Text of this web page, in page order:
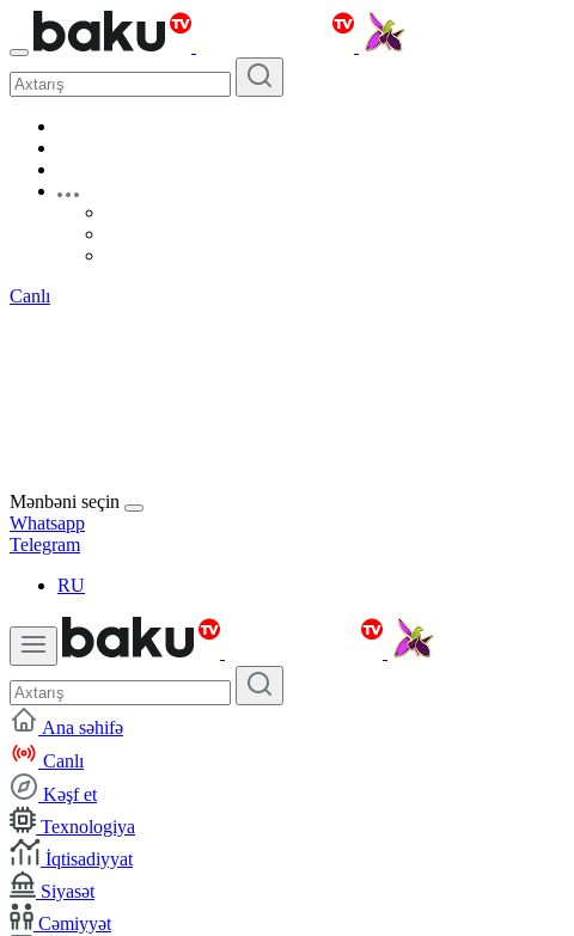
Canlı
Mənbəni seçin
Whatsapp
Telegram
RU
Ana səhifə
Canlı
Kəşf et
Texnologiya
İqtisadiyyat
Siyasət
Cəmiyyət